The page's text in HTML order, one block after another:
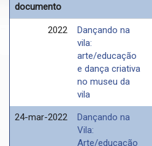
documento
2022
Dançando na
vila:
arte/educação
e dança criativa
no museu da
vila
24-mar-2022
Dançando na
Vila:
Arte/educação